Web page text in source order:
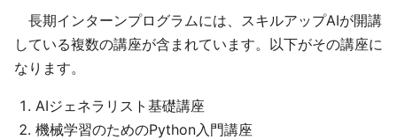
長期インターンプログラムには、スキルアップAIが開講
している複数の講座が含まれています。以下がその講座に
なります。
AIジェネラリスト基礎講座
機械学習のためのPython入門講座